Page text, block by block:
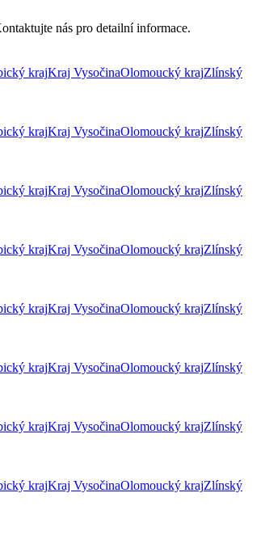
nás pro detailní informace.
krajKraj VysočinaOlomoucký krajZlínský
krajKraj VysočinaOlomoucký krajZlínský
krajKraj VysočinaOlomoucký krajZlínský
krajKraj VysočinaOlomoucký krajZlínský
krajKraj VysočinaOlomoucký krajZlínský
krajKraj VysočinaOlomoucký krajZlínský
krajKraj VysočinaOlomoucký krajZlínský
krajKraj VysočinaOlomoucký krajZlínský